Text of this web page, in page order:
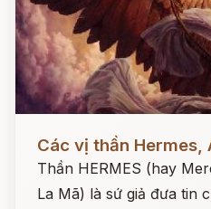
Các vị thần Hermes,
Thần HERMES (hay
La Mã) là sứ giả đưa tin